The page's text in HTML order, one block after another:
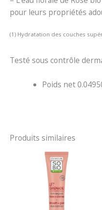
pour leurs propriétés
(1) Hydratation des couches
Testé sous contrôle
Poids net
Produits similaires